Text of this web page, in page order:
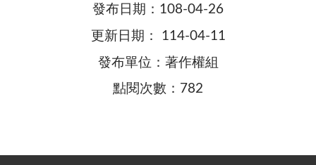
發布日期：108-04-26
更新日期： 114-04-11
發布單位：著作權組
點閱次數：782